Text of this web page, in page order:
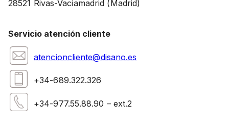
28521 Rivas-Vaciamadrid (Madrid)
Servicio atención cliente
atencioncliente@disano.es
+34-689.322.326
+34-977.55.88.90 – ext.2